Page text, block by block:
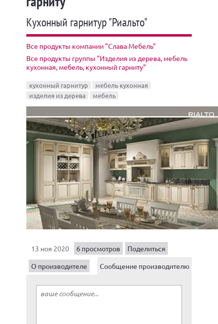
Кухонный гарнитур "Риальто"
Все продукты компании "Слава Мебель"
Все продукты группы "Изделия из дерева, мебель
кухонная, мебель, кухонный гарниту"
кухонный гарнитур
мебель кухонная
изделия из дерева
мебель
13 ноя 2020 6 просмотров
Поделиться
О производителе
Сообщение производителю